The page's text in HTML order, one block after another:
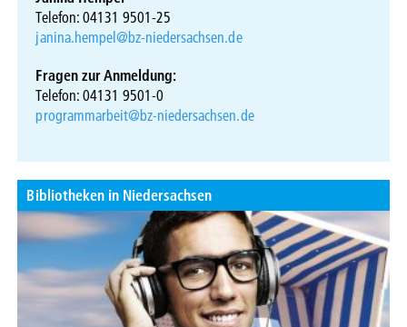
Telefon: 04131 9501-25
janina.hempel@bz-niedersachsen.de
Fragen zur Anmeldung:
Telefon: 04131 9501-0
programmarbeit@bz-niedersachsen.de
Bibliotheken in Niedersachsen